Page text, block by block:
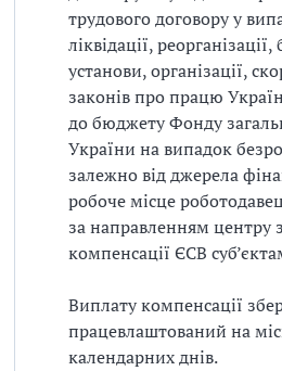
трудового договору у
ліквідації,
установи, організації,
законів про працю
до бюджету Фонду
України на випадок
залежно від джерела
робоче місце
за направленням центру
компенсації ЄСВ
Виплату компенсації
працевлаштований на
календарних днів.